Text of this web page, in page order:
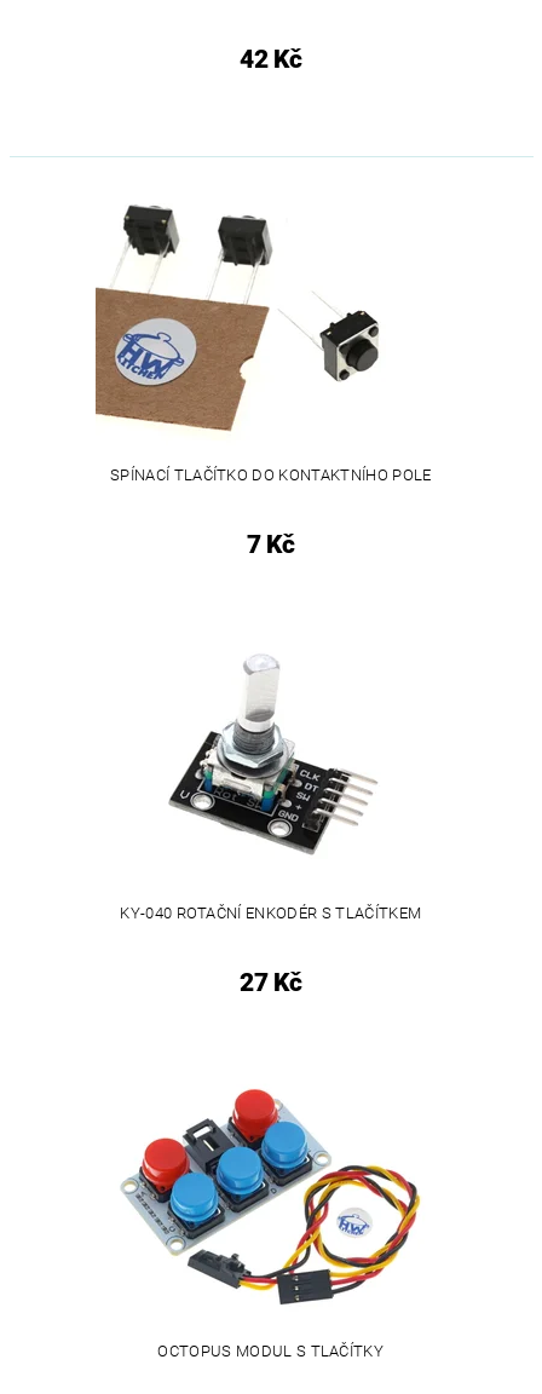
42 Kč
SPÍNACÍ TLAČÍTKO DO KONTAKTNÍHO POLE
7 Kč
KY-040 ROTAČNÍ ENKODÉR S TLAČÍTKEM
27 Kč
OCTOPUS MODUL S TLAČÍTKY